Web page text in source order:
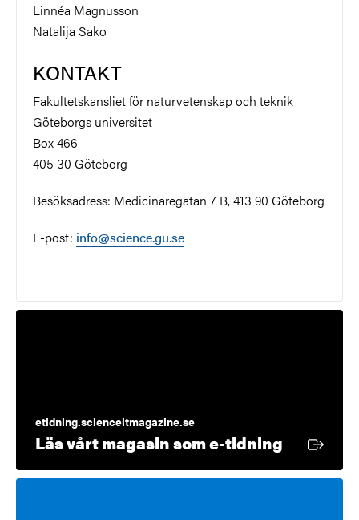
Linnéa Magnusson
Natalija Sako
KONTAKT
Fakultetskansliet för naturvetenskap och teknik
Göteborgs universitet
Box 466
405 30 Göteborg
Besöksadress: Medicinaregatan 7 B, 413 90 Göteborg
E-post: info@science.gu.se
etidning.scienceitmagazine.se
Läs vårt magasin som e-tidning Extern